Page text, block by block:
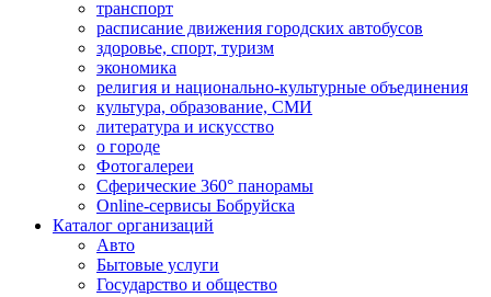
транспорт
расписание движения городских автобусов
здоровье, спорт, туризм
экономика
религия и национально-культурные объединения
культура, образование, СМИ
литература и искусство
о городе
Фотогалереи
Сферические 360° панорамы
Online-сервисы Бобруйска
Каталог организаций
Авто
Бытовые услуги
Государство и общество